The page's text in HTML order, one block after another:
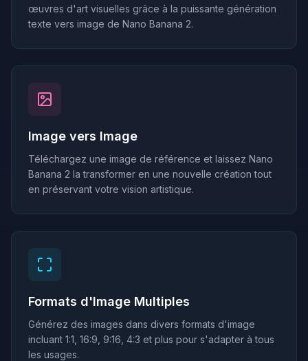
œuvres d'art visuelles grâce à la puissante génération
texte vers image de Nano Banana 2.
Image vers Image
Téléchargez une image de référence et laissez Nano
Banana 2 la transformer en une nouvelle création tout
en préservant votre vision artistique.
Formats d'Image Multiples
Générez des images dans divers formats d'image
incluant 1:1, 16:9, 9:16, 4:3 et plus pour s'adapter à tous
les usages.